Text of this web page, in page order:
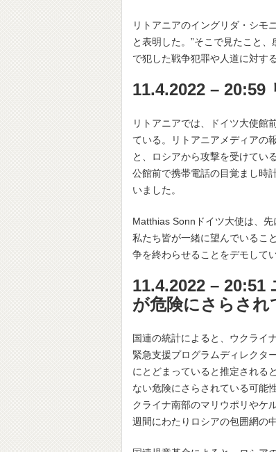
リトアニアのイングリダ・シモ
と表明した。”そこで見たこと
で犯した戦争犯罪や人道に対す
11.4.2022 –
リトアニアでは、ドイツ大使館
ている。リトアニアメディアの
と、ロシアから攻撃を受けてい
公館前で携帯電話の目覚まし時
いました。
Matthias Sonnドイツ大使は、
私たち皆が一緒に望んでいるこ
争を終わらせることをデモして
11.4.2022 – 20:51
が危険にさらされ
国連の統計によると、ウクライ
緊急支援プログラムディレクタ
にとどまっていると推定される
ない危険にさらされている可能
クライナ南部のマリウポリやケ
週間にわたりロシアの包囲網の